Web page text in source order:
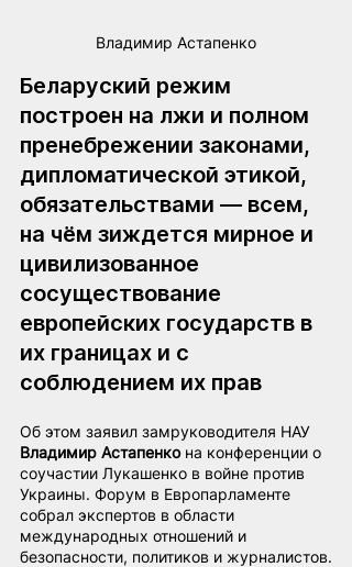
Владимир Астапенко
Беларуский режим
построен на лжи и полном
пренебрежении законами,
дипломатической этикой,
обязательствами — всем,
на чём зиждется мирное и
цивилизованное
сосуществование
европейских государств в
их границах и с
соблюдением их прав
Об этом заявил замруководителя НАУ
Владимир Астапенко на конференции о
соучастии Лукашенко в войне против
Украины. Форум в Европарламенте
собрал экспертов в области
международных отношений и
безопасности, политиков и журналистов.